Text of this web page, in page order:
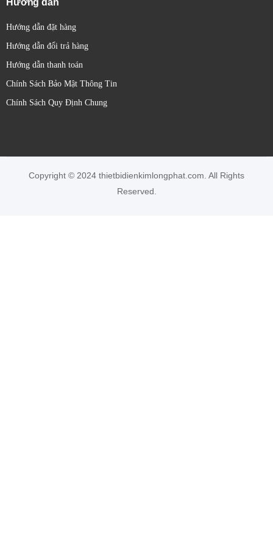
Hướng dẫn
Hướng dẫn đặt hàng
Hướng dẫn đổi trả hàng
Hướng dẫn thanh toán
Chính Sách Bảo Mật Thông Tin
Chính Sách Quy Định Chung
Copyright © 2024 thietbidienkimlongphat.com. All Rights
Reserved.